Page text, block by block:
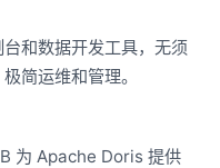
和数据开发工具，无须
简运维和管理。
为 Apache Doris 提供